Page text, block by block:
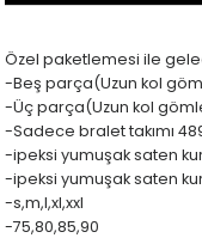
Özel paketlemesi ile
-Beş parça(Uzun kol
-Üç parça(Uzun kol
-Sadece bralet takımı
-ipeksi yumuşak saten
-ipeksi yumuşak saten
-s,m,l,xl,xxl
-75,80,85,90